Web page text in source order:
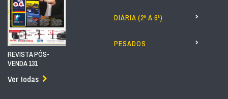
REVISTA PÓS-
VENDA 131
Ver todas
DIÁRIA (2ª A 6ª)
PESADOS